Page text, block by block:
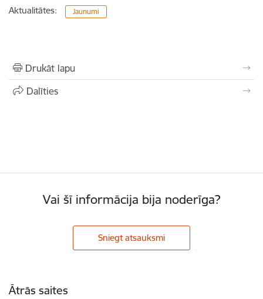
Aktualitātes: Jaunumi
Drukāt lapu
Dalīties
Vai šī informācija bija noderīga?
Sniegt atsauksmi
Ātrās saites